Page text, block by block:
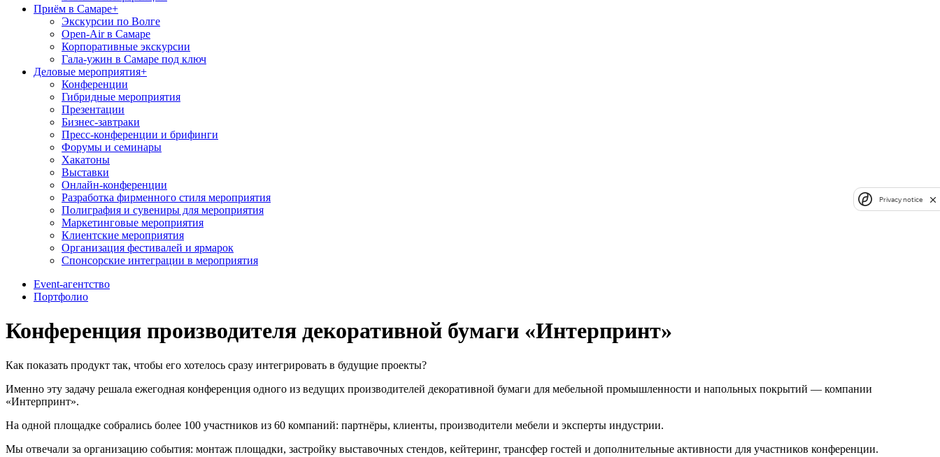
Приём в Самаре+
Экскурсии по Волге
Open-Air в Самаре
Корпоративные экскурсии
Гала-ужин в Самаре под ключ
Деловые мероприятия+
Конференции
Гибридные мероприятия
Презентации
Бизнес-завтраки
Пресс-конференции и брифинги
Форумы и семинары
Хакатоны
Выставки
Онлайн-конференции
Разработка фирменного стиля мероприятия
Полиграфия и сувениры для мероприятия
Маркетинговые мероприятия
Клиентские мероприятия
Организация фестивалей и ярмарок
Спонсорские интеграции в мероприятия
Event-агентство
Портфолио
Конференция производителя декоративной бумаги «Интерпринт»
Как показать продукт так, чтобы его хотелось сразу интегрировать в будущие проекты?
Именно эту задачу решала ежегодная конференция одного из ведущих производителей декоративной бумаги для мебельной промышленности и напольных покрытий — компании
«Интерпринт».
На одной площадке собрались более 100 участников из 60 компаний: партнёры, клиенты, производители мебели и эксперты индустрии.
Мы отвечали за организацию события: монтаж площадки, застройку выставочных стендов, кейтеринг, трансфер гостей и дополнительные активности для участников конференции.
Privacy notice